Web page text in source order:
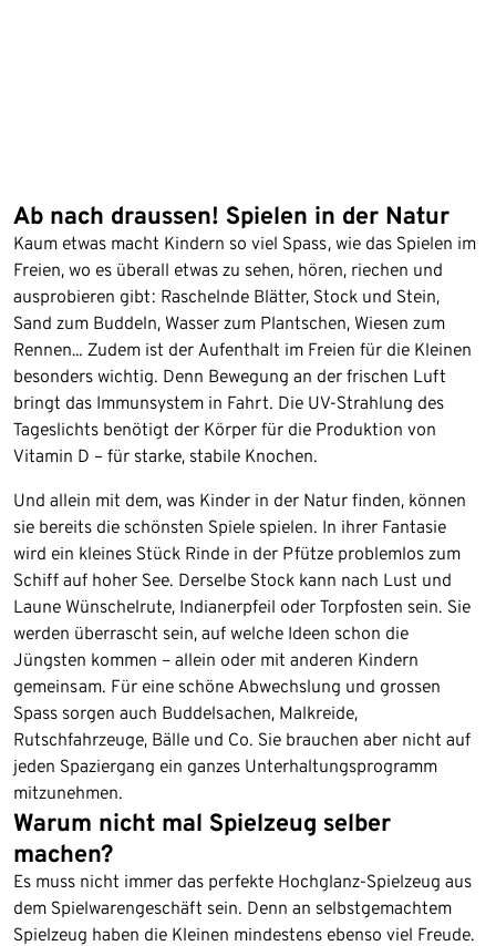
Ab nach draussen! Spielen in der Natur
Kaum etwas macht Kindern so viel Spass, wie das Spielen im
Freien, wo es überall etwas zu sehen, hören, riechen und
ausprobieren gibt: Raschelnde Blätter, Stock und Stein,
Sand zum Buddeln, Wasser zum Plantschen, Wiesen zum
Rennen… Zudem ist der Aufenthalt im Freien für die Kleinen
besonders wichtig. Denn Bewegung an der frischen Luft
bringt das Immunsystem in Fahrt. Die UV-Strahlung des
Tageslichts benötigt der Körper für die Produktion von
Vitamin D – für starke, stabile Knochen.
Und allein mit dem, was Kinder in der Natur finden, können
sie bereits die schönsten Spiele spielen. In ihrer Fantasie
wird ein kleines Stück Rinde in der Pfütze problemlos zum
Schiff auf hoher See. Derselbe Stock kann nach Lust und
Laune Wünschelrute, Indianerpfeil oder Torpfosten sein. Sie
werden überrascht sein, auf welche Ideen schon die
Jüngsten kommen – allein oder mit anderen Kindern
gemeinsam. Für eine schöne Abwechslung und grossen
Spass sorgen auch Buddelsachen, Malkreide,
Rutschfahrzeuge, Bälle und Co. Sie brauchen aber nicht auf
jeden Spaziergang ein ganzes Unterhaltungsprogramm
mitzunehmen.
Warum nicht mal Spielzeug selber
machen?
Es muss nicht immer das perfekte Hochglanz-Spielzeug aus
dem Spielwarengeschäft sein. Denn an selbstgemachtem
Spielzeug haben die Kleinen mindestens ebenso viel Freude.